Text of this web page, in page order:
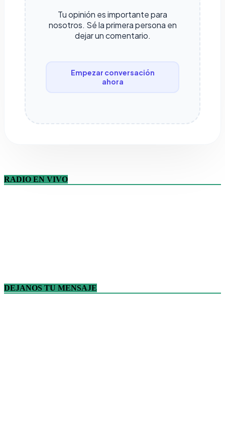
Tu opinión es importante para
nosotros. Sé la primera persona en
dejar un comentario.
Empezar conversación
ahora
RADIO EN VIVO
DEJANOS TU MENSAJE